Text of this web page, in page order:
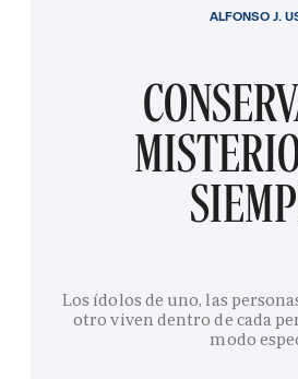
Los ídolos de uno, las
otro viven dentro de cada
modo
ALFONSO J.